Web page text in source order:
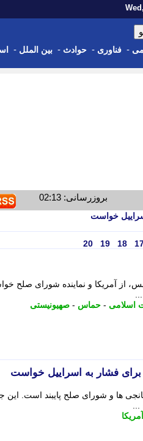
- فناوری - حوادث - بین الملل -
بروزرسانی: 02:13
خواست
18
19
20
از آمریکا و نماینده شورای صلح
اسلامی - حماس - صهیونیستی
فشار به اسراییل خواست
ها و شورای صلح پایبند است. این
آمریکا